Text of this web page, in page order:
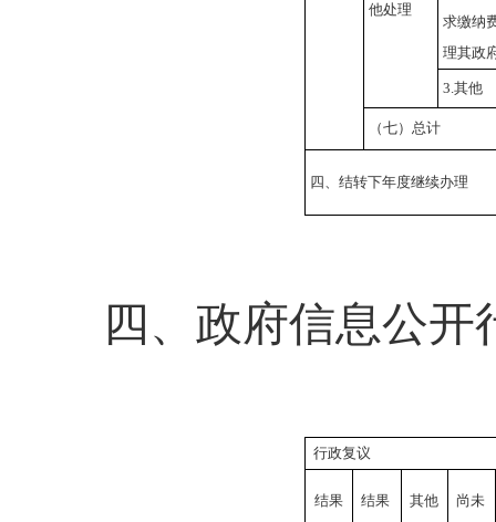
他处理
求缴纳
理其政
3.其他
（七）总计
四、结转下年度继续办理
四、政府信息公
行政复议
结果
结果
其他
尚未